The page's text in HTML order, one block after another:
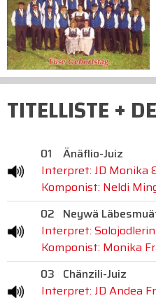
TITELLISTE +
01
Änäflio-Juiz
Interpret: JD Monika
Komponist: Neldi
02 Neywä
Interpret:
Komponist: Monika
03 Chänzili-Juiz
Interpret: JD Andea